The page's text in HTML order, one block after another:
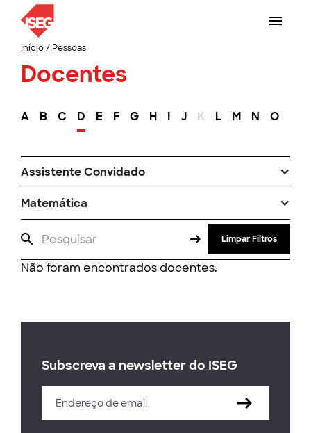
Início/ Pessoas
Docentes
A B C D E F G H I J K L M N O
Assistente Convidado
Matemática
Limpar Filtros
Não foram encontrados docentes.
Subscreva a newsletter do ISEG